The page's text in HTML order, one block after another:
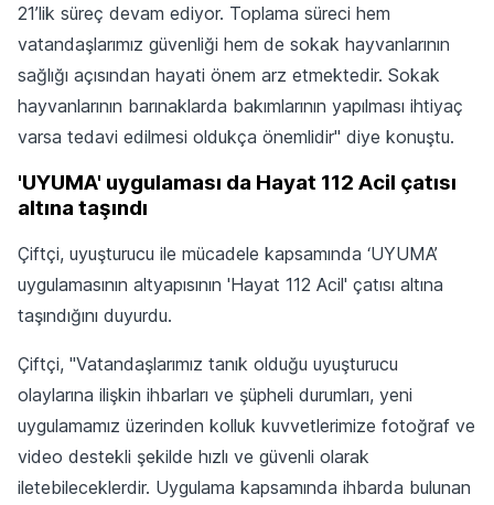
21’lik süreç devam ediyor. Toplama süreci hem
vatandaşlarımız güvenliği hem de sokak hayvanlarının
sağlığı açısından hayati önem arz etmektedir. Sokak
hayvanlarının barınaklarda bakımlarının yapılması ihtiyaç
varsa tedavi edilmesi oldukça önemlidir" diye konuştu.
'UYUMA' uygulaması da Hayat 112 Acil çatısı
altına taşındı
Çiftçi, uyuşturucu ile mücadele kapsamında ‘UYUMA’
uygulamasının altyapısının 'Hayat 112 Acil' çatısı altına
taşındığını duyurdu.
Çiftçi, "Vatandaşlarımız tanık olduğu uyuşturucu
olaylarına ilişkin ihbarları ve şüpheli durumları, yeni
uygulamamız üzerinden kolluk kuvvetlerimize fotoğraf ve
video destekli şekilde hızlı ve güvenli olarak
iletebileceklerdir. Uygulama kapsamında ihbarda bulunan